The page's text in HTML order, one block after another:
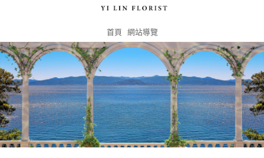
首頁 網站導覽